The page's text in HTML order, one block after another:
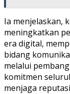
Ia menjelaskan,
meningkatkan
era digital,
bidang
melalui
komitmen
menjaga